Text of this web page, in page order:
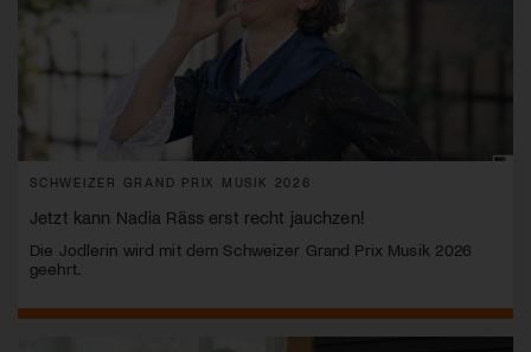
SCHWEIZER GRAND PRIX MUSIK 2026
Jetzt kann Nadia Räss erst recht jauchzen!
Die Jodlerin wird mit dem Schweizer Grand Prix Musik 2026
geehrt.